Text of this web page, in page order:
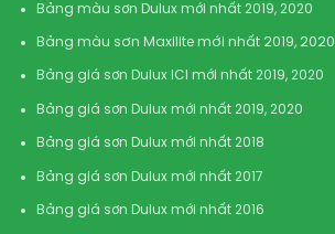
Bảng màu sơn Dulux mới nhất 2019, 2020
Bảng màu sơn Maxilite mới nhất 2019, 2020
Bảng giá sơn Dulux ICI mới nhất 2019, 2020
Bảng giá sơn Dulux mới nhất 2019, 2020
Bảng giá sơn Dulux mới nhất 2018
Bảng giá sơn Dulux mới nhất 2017
Bảng giá sơn Dulux mới nhất 2016